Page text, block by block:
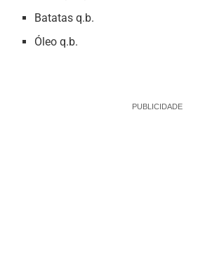
Batatas q.b.
Óleo q.b.
PUBLICIDADE